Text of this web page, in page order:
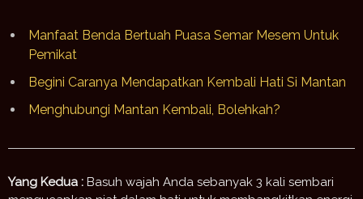
Manfaat Benda Bertuah Puasa Semar Mesem Untuk
Pemikat
Begini Caranya Mendapatkan Kembali Hati Si Mantan
Menghubungi Mantan Kembali, Bolehkah?
Yang Kedua : Basuh wajah Anda sebanyak 3 kali sembari